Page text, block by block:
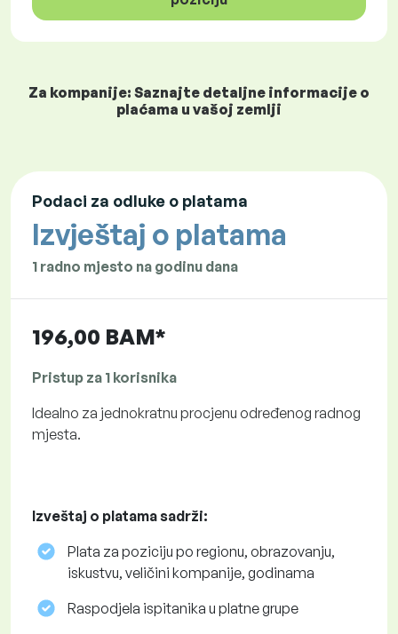
Za kompanije: Saznajte detaljne informacije o
plaćama u vašoj zemlji
Podaci za odluke o platama
Izvještaj o platama
1 radno mjesto na godinu dana
196,00 BAM*
Pristup za 1 korisnika
Idealno za jednokratnu procjenu određenog radnog
mjesta.
Izveštaj o platama sadrži:
Plata za poziciju po regionu, obrazovanju,
iskustvu, veličini kompanije, godinama
Raspodjela ispitanika u platne grupe